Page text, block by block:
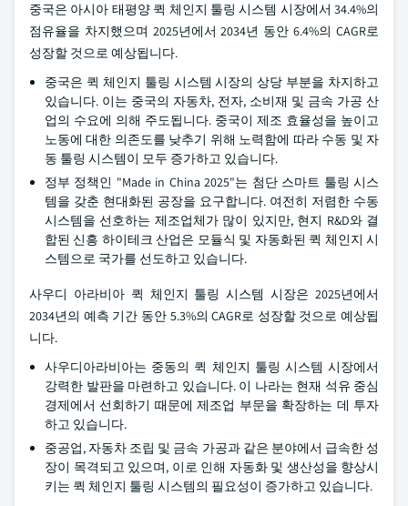
중국은 아시아 태평양 퀵 체인지 툴링 시스템 시장에서 34.4%의
점유율을 차지했으며 2025년에서 2034년 동안 6.4%의 CAGR로
성장할 것으로 예상됩니다.
중국은 퀵 체인지 툴링 시스템 시장의 상당 부분을 차지하고
있습니다. 이는 중국의 자동차, 전자, 소비재 및 금속 가공 산
업의 수요에 의해 주도됩니다. 중국이 제조 효율성을 높이고
노동에 대한 의존도를 낮추기 위해 노력함에 따라 수동 및 자
동 툴링 시스템이 모두 증가하고 있습니다.
정부 정책인 "Made in China 2025"는 첨단 스마트 툴링 시스
템을 갖춘 현대화된 공장을 요구합니다. 여전히 저렴한 수동
시스템을 선호하는 제조업체가 많이 있지만, 현지 R&D와 결
합된 신흥 하이테크 산업은 모듈식 및 자동화된 퀵 체인지 시
스템으로 국가를 선도하고 있습니다.
사우디 아라비아 퀵 체인지 툴링 시스템 시장은 2025년에서
2034년의 예측 기간 동안 5.3%의 CAGR로 성장할 것으로 예상됩
니다.
사우디아라비아는 중동의 퀵 체인지 툴링 시스템 시장에서
강력한 발판을 마련하고 있습니다. 이 나라는 현재 석유 중심
경제에서 선회하기 때문에 제조업 부문을 확장하는 데 투자
하고 있습니다.
중공업, 자동차 조립 및 금속 가공과 같은 분야에서 급속한 성
장이 목격되고 있으며, 이로 인해 자동화 및 생산성을 향상시
키는 퀵 체인지 툴링 시스템의 필요성이 증가하고 있습니다.